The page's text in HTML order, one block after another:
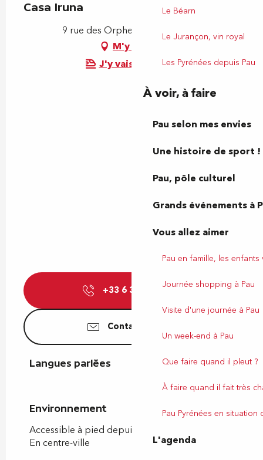
Le Béarn
Le Jurançon, vin royal
Les Pyrénées depuis Pau
À voir, à faire
Pau selon mes envies
Une histoire de sport !
Pau, pôle culturel
Grands événements à
Vous allez aimer
Pau en famille, les
Journée shopping à Pau
Visite d'une journée à Pau
Un week-end à Pau
Que faire quand il pleut ?
À faire quand il fait très
Pau Pyrénées en situation
L'agenda
Casa Iruna
9 rue des Orphelines, 64000 Pau
M'y rendre
J'y vais en train !
+33 6 34 66 66▒▒
Contactez-nous
Langues parlées
Langues parlées
Environnement
Environnement
Accessible à pied depuis l'OT
En centre-ville